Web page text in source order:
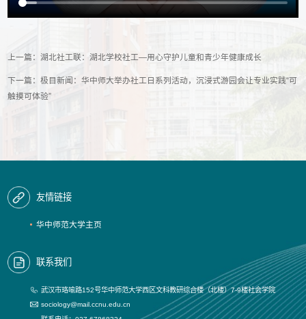
上一篇：湖北社工联：湖北学校社工—用心守护儿童和青少年健康成长
下一篇：极目新闻：华中师大举办社工日系列活动，沉浸式游园会让专业实践“可
触摸可体验”
友情链接
华中师范大学主页
联系我们
武汉市珞喻路152号华中师范大学西区文科教研综合楼（北楼）7-9楼社会学院
sociology@mail.ccnu.edu.cn